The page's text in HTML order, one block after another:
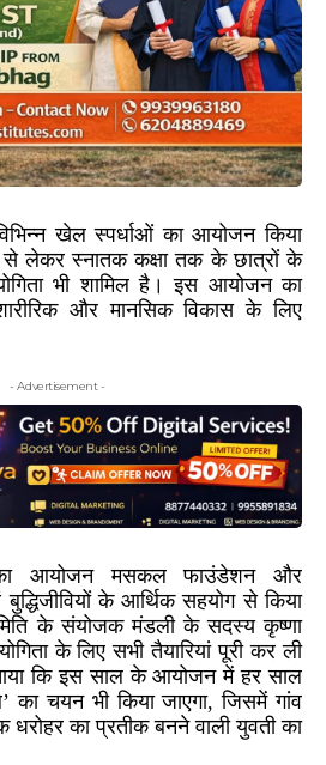
खेल स्पर्धाओं का आयोजन किया
से लेकर स्नातक कक्षा तक के छात्रों के
भी शामिल है। इस आयोजन का
और मानसिक विकास के लिए
- Advertisement -
का आयोजन मसकल फाउंडेशन और
के आर्थिक सहयोग से किया
के संयोजक मंडली के सदस्य कृष्णा
के लिए सभी तैयारियां पूरी कर ली
कि इस साल के आयोजन में हर साल
का चयन भी किया जाएगा, जिसमें गांव
का प्रतीक बनने वाली युवती का